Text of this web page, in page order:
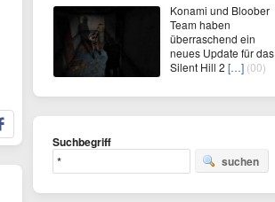
Konami und Bloober
Team haben
überraschend ein
neues Update für das
Silent Hill 2 […] (00)
Suchbegriff
suchen